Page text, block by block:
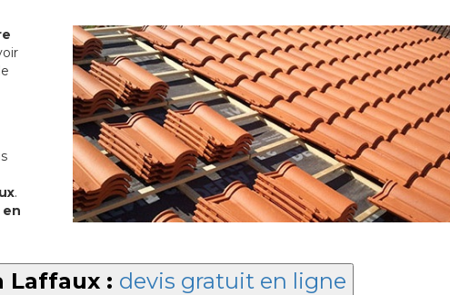
.
Laffaux : devis gratuit en ligne